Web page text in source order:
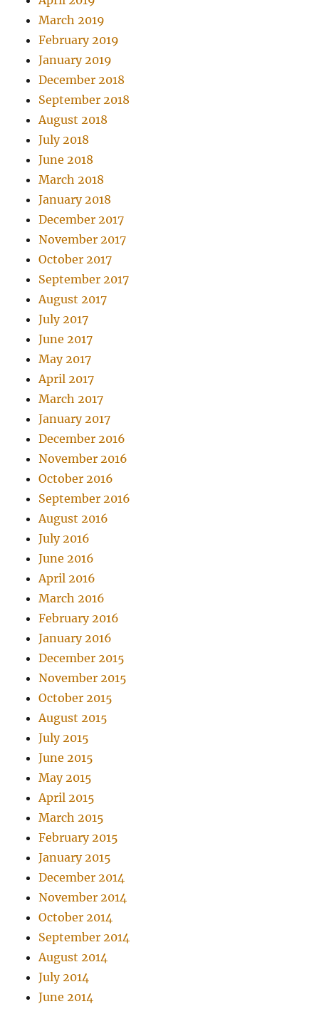
March 2019
February 2019
January 2019
December 2018
September 2018
August 2018
July 2018
June 2018
March 2018
January 2018
December 2017
November 2017
October 2017
September 2017
August 2017
July 2017
June 2017
May 2017
April 2017
March 2017
January 2017
December 2016
November 2016
October 2016
September 2016
August 2016
July 2016
June 2016
April 2016
March 2016
February 2016
January 2016
December 2015
November 2015
October 2015
August 2015
July 2015
June 2015
May 2015
April 2015
March 2015
February 2015
January 2015
December 2014
November 2014
October 2014
September 2014
August 2014
July 2014
June 2014